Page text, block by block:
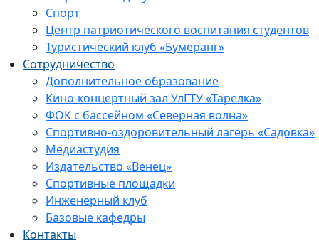
Спорт
Центр патриотического воспитания студентов
Туристический клуб «Бумеранг»
Сотрудничество
Дополнительное образование
Кино-концертный зал УлГТУ «Тарелка»
ФОК с бассейном «Северная волна»
Спортивно-оздоровительный лагерь «Садовка»
Медиастудия
Издательство «Венец»
Спортивные площадки
Инженерный клуб
Базовые кафедры
Контакты